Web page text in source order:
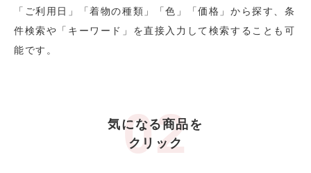
「ご利用日」「着物の種類」「色」「価格」から探す、条
件検索や「キーワード」を直接入力して検索することも可
能です。
気になる商品を
クリック